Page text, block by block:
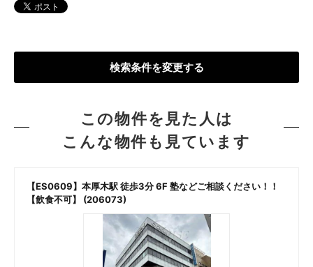
検索条件を変更する
この物件を見た人は
こんな物件も見ています
【ES0609】本厚木駅 徒歩3分 6F 塾などご相談ください！！
【飲食不可】 (206073)